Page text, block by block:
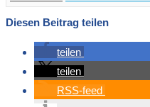
Diesen Beitrag teilen
teilen
teilen
RSS-feed